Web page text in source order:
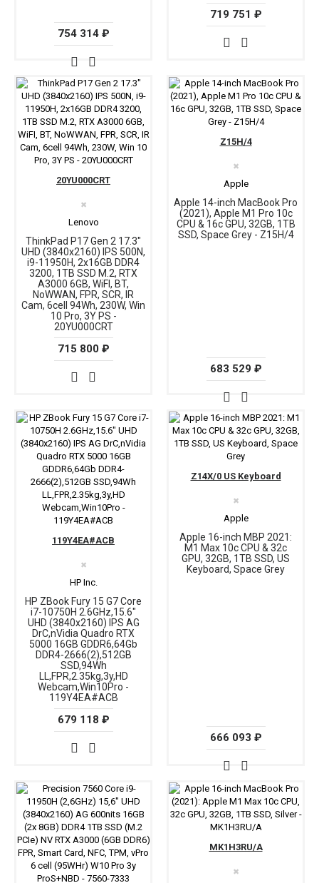
754 314 ₽
719 751 ₽
ThinkPad P17 Gen 2 17.3"
UHD (3840x2160) IPS 500N,
i9-11950H, 2x16GB DDR4
3200, 1TB SSD M.2, RTX
A3000 6GB, WiFI, BT,
NoWWAN, FPR, SCR, IR
Cam, 6cell 94Wh, 230W, Win
10 Pro, 3Y PS -
20YU000CRT
Lenovo
✖
20YU000CRT
715 800 ₽
Apple 14-inch MacBook Pro
(2021), Apple M1 Pro 10c
CPU & 16c GPU, 32GB, 1TB
SSD, Space Grey - Z15H/4
Apple
✖
Z15H/4
683 529 ₽
HP ZBook Fury 15 G7 Core
i7-10750H 2.6GHz,15.6"
UHD (3840x2160) IPS AG
DrC,nVidia Quadro RTX
5000 16GB GDDR6,64Gb
DDR4-2666(2),512GB
SSD,94Wh
LL,FPR,2.35kg,3y,HD
Webcam,Win10Pro -
119Y4EA#ACB
HP Inc.
✖
119Y4EA#ACB
679 118 ₽
Apple 16-inch MBP 2021:
M1 Max 10c CPU & 32c
GPU, 32GB, 1TB SSD, US
Keyboard, Space Grey
Apple
✖
Z14X/0 US Keyboard
666 093 ₽
✖
MK1H3RU/A